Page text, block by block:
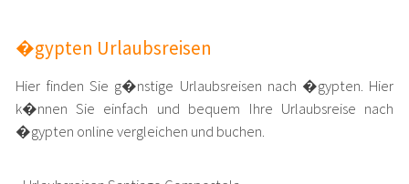
�gypten Urlaubsreisen
Hier finden Sie g�nstige Urlaubsreisen nach �gypten. Hier
k�nnen Sie einfach und bequem Ihre Urlaubsreise nach
�gypten online vergleichen und buchen.